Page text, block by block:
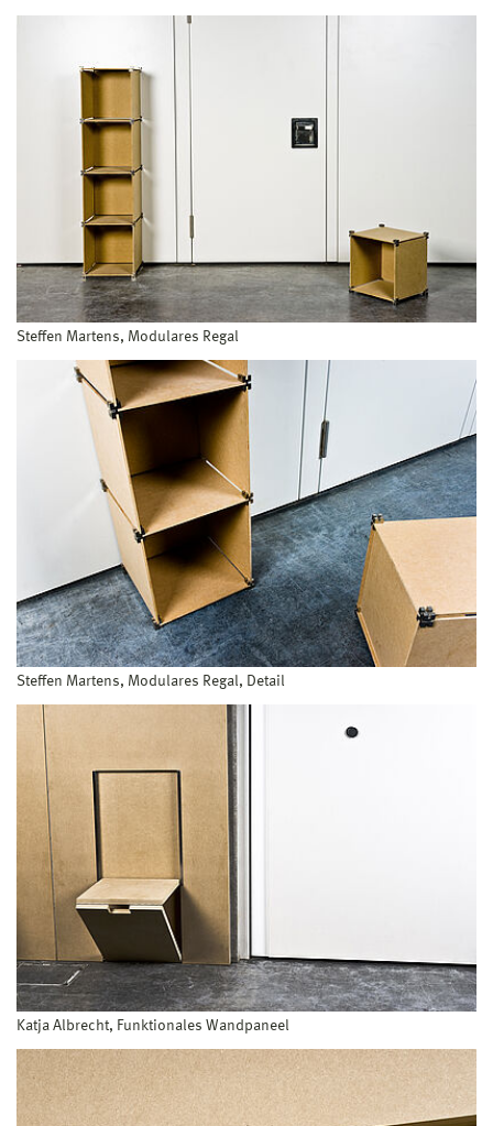
Steffen Martens, Modulares Regal
Steffen Martens, Modulares Regal, Detail
Katja Albrecht, Funktionales Wandpaneel